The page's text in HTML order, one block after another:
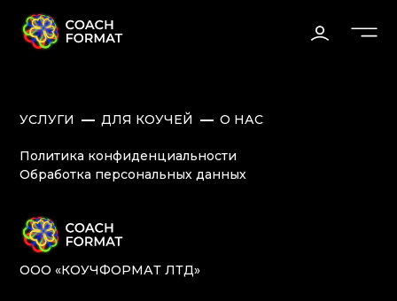
ОOO «КОУЧФОРМАТ ЛТД»
УСЛУГИ ДЛЯ КОУЧЕЙ О НАС
Политика конфиденциальности
Обработка персональных данных